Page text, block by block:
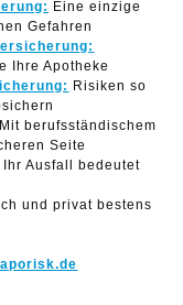
Eine einzige
Gefahren
Ihre Apotheke
Risiken so
Mit berufsständischem
Seite
Ausfall bedeutet
und privat bestens